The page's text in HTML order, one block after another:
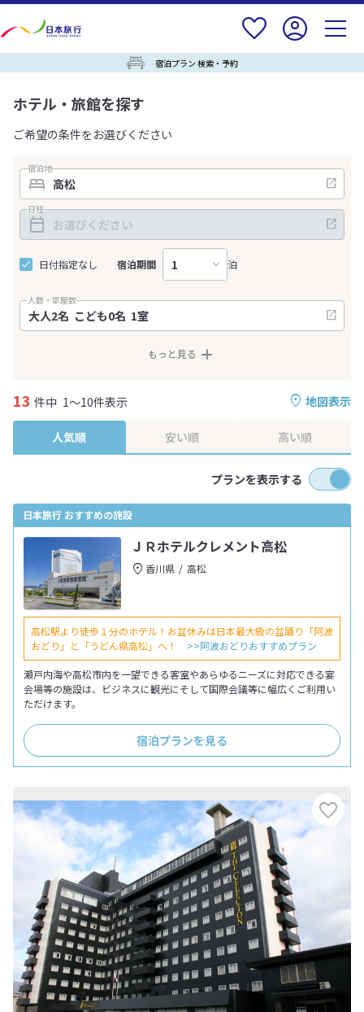
宿泊プラン 検索・予約
ホテル・旅館を探す
ご希望の条件をお選びください
宿泊地
日程
日付指定なし 宿泊期間 泊
人数・部屋数
もっと見る
地図表示
13 件中 1～10件表示
人気順 安い順 高い順
プランを表示する
日本旅行 おすすめの施設
ＪＲホテルクレメント高松
香川県 高松
高松駅より徒歩１分のホテル！お盆休みは日本最大級の盆踊り「阿波
おどり」と「うどん県高松」へ！ >>阿波おどりおすすめプラン
瀬戸内海や高松市内を一望できる客室やあらゆるニーズに対応できる宴
会場等の施設は、ビジネスに観光にそして国際会議等に幅広くご利用い
ただけます。
宿泊プランを見る